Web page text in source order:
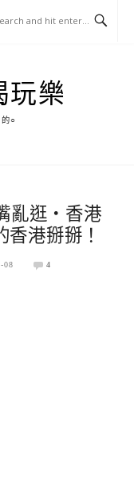
玩樂
○
亂逛‧香港
港掰掰！
08 4